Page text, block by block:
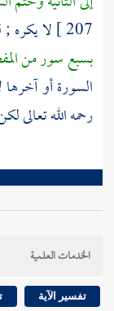
207 ] لا يكره
بسبع سور من
السورة أو
رحمه الله تعالى
الخدمات العلمية
تفسير الآية